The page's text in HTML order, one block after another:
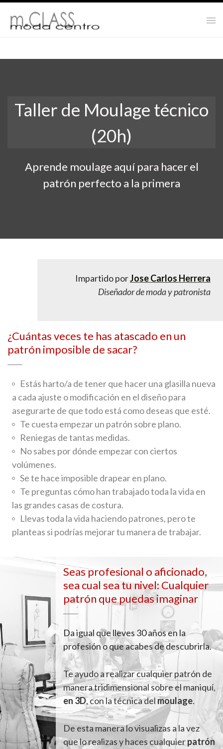
Taller de Moulage técnico
(20h)
Aprende moulage aquí para hacer el
patrón perfecto a la primera
Impartido porJose Carlos Herrera
Diseñador de moda y patronista
¿Cuántas veces te has atascado en un
patrón imposible de sacar?
Estás harto/a de tener que hacer una glasilla nueva
a cada ajuste o modificación en el diseño para
asegurarte de que todo está como deseas que esté.
Te cuesta empezar un patrón sobre plano.
Reniegas de tantas medidas.
No sabes por dónde empezar con ciertos
volúmenes.
Se te hace imposible drapear en plano.
Te preguntas cómo han trabajado toda la vida en
las grandes casas de costura.
Llevas toda la vida haciendo patrones, pero te
planteas si podrías mejorar tu manera de trabajar.
Seas profesional o aficionado,
sea cual sea tu nivel: Cualquier
patrón que puedas imaginar
Da igual que lleves 30 años en la
profesión o que acabes de descubrirla.
Te ayudo a realizar cualquier patrón de
manera tridimensional sobre el maniquí,
en 3D, con la técnica delmoulage.
De esta manera lo visualizas a la vez
que lo realizas y haces cualquierpatrón